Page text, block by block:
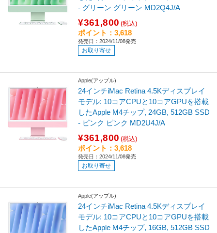
- グリーン グリーン MD2Q4J/A
¥361,800 (税込)
ポイント：3,618
発売日：2024/11/08発売
お取り寄せ
Apple(アップル)
24インチiMac Retina 4.5Kディスプレイ
モデル: 10コアCPUと10コアGPUを搭載
したApple M4チップ, 24GB, 512GB SSD
- ピンク ピンク MD2U4J/A
¥361,800 (税込)
ポイント：3,618
発売日：2024/11/08発売
お取り寄せ
Apple(アップル)
24インチiMac Retina 4.5Kディスプレイ
モデル: 10コアCPUと10コアGPUを搭載
したApple M4チップ, 16GB, 512GB SSD